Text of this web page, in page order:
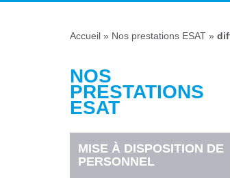
Accueil » Nos prestations ESAT »
NOS
PRESTATIONS
ESAT
MISE À DISPOSITION DE
PERSONNEL